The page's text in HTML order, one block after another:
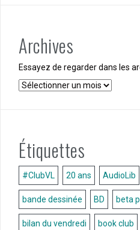
Archives
Essayez de regarder dans les
Archives
Étiquettes
#ClubVL 20 ans AudioLib
bande dessinée BD beta
bilan du vendredi book club